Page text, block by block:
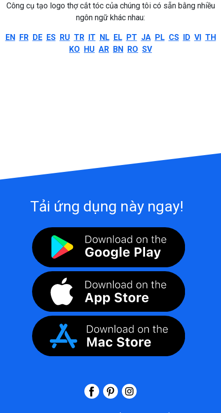
Công cụ tạo logo thợ cắt tóc của chúng tôi có sẵn bằng nhiều
ngôn ngữ khác nhau:
EN FR DE ES RU TR IT NL EL PT JA PL CS ID VI TH
KO HU AR BN RO SV
Tải ứng dụng này ngay!